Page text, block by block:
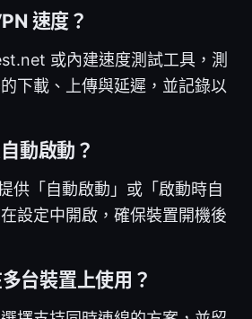
速度？
或內建速度測試工具，測
下載、上傳與延遲，並記錄以
動啟動？
供「自動啟動」或「啟動時自
設定中開啟，確保裝置開機後
台裝置上使用？